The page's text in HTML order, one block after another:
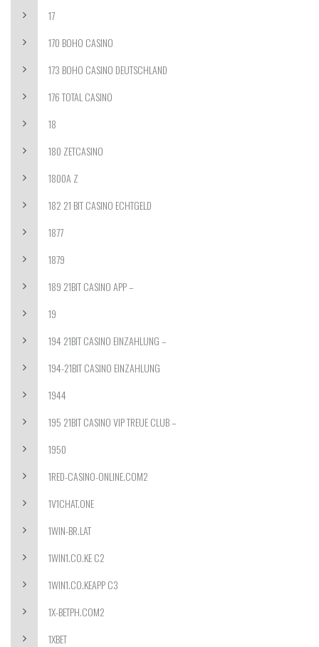
17
170 BOHO CASINO
173 BOHO CASINO DEUTSCHLAND
176 TOTAL CASINO
18
180 ZETCASINO
1800A Z
182 21 BIT CASINO ECHTGELD
1877
1879
189 21BIT CASINO APP –
19
194 21BIT CASINO EINZAHLUNG –
194-21BIT CASINO EINZAHLUNG
1944
195 21BIT CASINO VIP TREUE CLUB –
1950
1RED-CASINO-ONLINE.COM2
1V1CHAT.ONE
1WIN-BR.LAT
1WIN1.CO.KE C2
1WIN1.CO.KEAPP C3
1X-BETPH.COM2
1XBET